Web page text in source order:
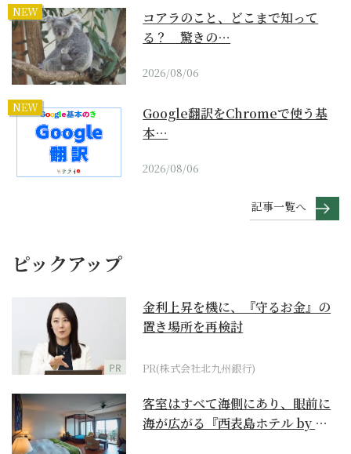
NEW
コアラのこと、どこまで知って
る？ 驚きの…
2026/08/06
NEW
Google翻訳をChromeで使う基
本…
2026/08/06
記事一覧へ
ピックアップ
PR
金利上昇を機に、『守るお金』の
置き場所を再検討
PR(株式会社北九州銀行)
客室はすべて海側にあり、眼前に
海が広がる『西表島ホテル by 星